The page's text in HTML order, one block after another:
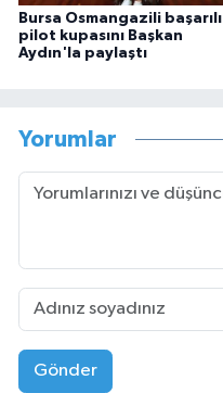
Bursa Osmangazili başarılı
pilot kupasını Başkan
Aydın'la paylaştı
Yorumlar
Gönder